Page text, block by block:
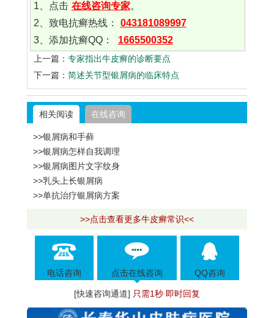
1、点击 在线咨询专家。
2、致电抗癣热线：
043181089997
3、添加抗癣QQ：
1665500352
上一篇： 专家指出牛皮癣的诊断要点
下一篇： 简述关节型银屑病的临床特点
相关阅读 在线咨询
>>银屑病和手藓
>>银屑病怎样自我调理
>>银屑病图片文字纹身
>>乳头上长银屑病
>>单抗治疗银屑病方案
>>点击查看更多牛皮癣常识<<
电话咨询 点击在线咨询 QQ咨询
[快速咨询通道] 只需1秒 即时回复